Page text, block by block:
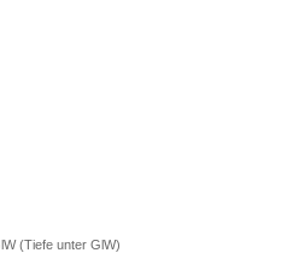
(Tiefe unter GlW)